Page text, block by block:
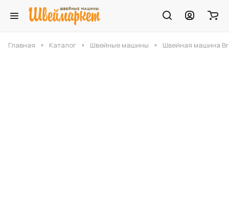
Главная Каталог Швейные машины Швейная машина